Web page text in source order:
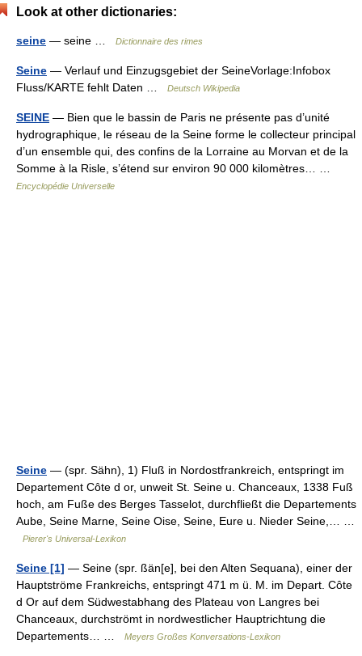
Look at other dictionaries:
seine — seine … Dictionnaire des rimes
Seine — Verlauf und Einzugsgebiet der SeineVorlage:Infobox
Fluss/KARTE fehlt Daten …
Deutsch Wikipedia
SEINE — Bien que le bassin de Paris ne présente pas d’unité
hydrographique, le réseau de la Seine forme le collecteur principal
d’un ensemble qui, des confins de la Lorraine au Morvan et de la
Somme à la Risle, s’étend sur environ 90 000 kilomètres… …
Encyclopédie Universelle
Seine — (spr. Sähn), 1) Fluß in Nordostfrankreich, entspringt im
Departement Côte d or, unweit St. Seine u. Chanceaux, 1338 Fuß
hoch, am Fuße des Berges Tasselot, durchfließt die Departements
Aube, Seine Marne, Seine Oise, Seine, Eure u. Nieder Seine,… …
Pierer's Universal-Lexikon
Seine [1] — Seine (spr. ßän[e], bei den Alten Sequana), einer der
Hauptströme Frankreichs, entspringt 471 m ü. M. im Depart. Côte
d Or auf dem Südwestabhang des Plateau von Langres bei
Chanceaux, durchströmt in nordwestlicher Hauptrichtung die
Departements… …
Meyers Großes Konversations-Lexikon